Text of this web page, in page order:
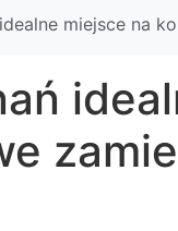
miejsce na